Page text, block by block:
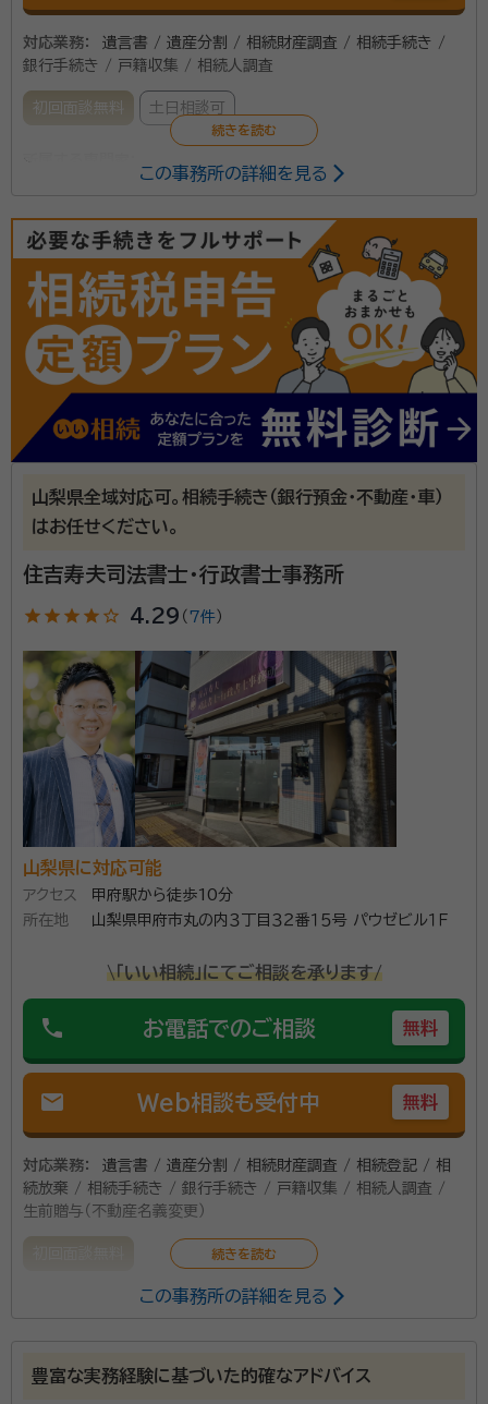
対応業務：
遺言書 / 遺産分割 / 相続財産調査 / 相続手続き /
銀行手続き / 戸籍収集 / 相続人調査
初回面談無料 土日相談可
「相続って週刊誌等の特集で読んだことはあったが、実
際に自分で手続しなくてはならないとなると何をどうし
てよいかわからない」といったお声をよく頂戴いたしま
す。 相続に必要な法定相続情報一覧図の作成や遺産分
割協議書の作成等、行政書士が対応できる部分は弊所
にて書類作成をさせていただき、不動産の相続登記や
相続税の申告が発生する場合には、提携している司法書
ます。まずはお気軽にお問い合わせください。
資格等：
所属団体：山梨県行政書士会
この事務所の詳細を見る
山梨県全域対応可。相続手続き（銀行預金・不動産・車）
はお任せください。
住吉寿夫司法書士・行政書士事務所
star star star star star_outline 4.29 （ 7件）
山梨県に対応可能
アクセス
甲府駅から徒歩10分
所在地
山梨県甲府市丸の内３丁目３２番１５号 パウゼビル１Ｆ
\「いい相続」にてご相談を承ります/
phone お電話でのご相談 無料
mail Web相談も受付中 無料
対応業務：
遺言書 / 遺産分割 / 相続財産調査 / 相続登記 / 相
続放棄 / 相続手続き / 銀行手続き / 戸籍収集 / 相続人調査 /
生前贈与（不動産名義変更）
この事務所の詳細を見る
豊富な実務経験に基づいた的確なアドバイス